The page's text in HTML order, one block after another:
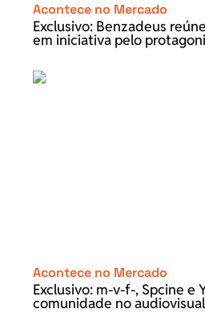
Acontece no Mercado
Exclusivo: Benzadeus
em iniciativa pelo
Acontece no Mercado
Exclusivo: m-v-f-, Spcine e
comunidade no audiovisual